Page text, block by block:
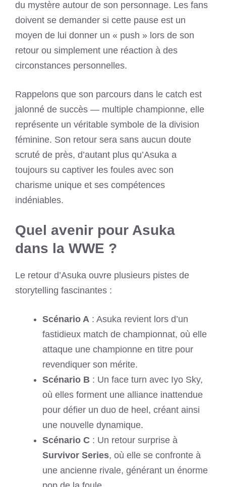
du mystère autour de son personnage. Les fans
doivent se demander si cette pause est un
moyen de lui donner un « push » lors de son
retour ou simplement une réaction à des
circonstances personnelles.
Rappelons que son parcours dans le catch est
jalonné de succès — multiple championne, elle
représente un véritable symbole de la division
féminine. Son retour sera sans aucun doute
scruté de près, d’autant plus qu’Asuka a
toujours su captiver les foules avec son
charisme unique et ses compétences
indéniables.
Quel avenir pour Asuka
dans la WWE ?
Le retour d’Asuka ouvre plusieurs pistes de
storytelling fascinantes :
Scénario A : Asuka revient lors d’un
fastidieux match de championnat, où elle
attaque une championne en titre pour
revendiquer son mérite.
Scénario B : Un face turn avec Iyo Sky,
où elles forment une alliance inattendue
pour défier un duo de heel, créant ainsi
une nouvelle dynamique.
Scénario C : Un retour surprise à
Survivor Series, où elle se confronte à
une ancienne rivale, générant un énorme